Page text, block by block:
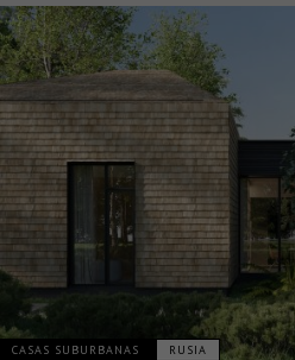
CASAS SUBURBANAS RUSIA